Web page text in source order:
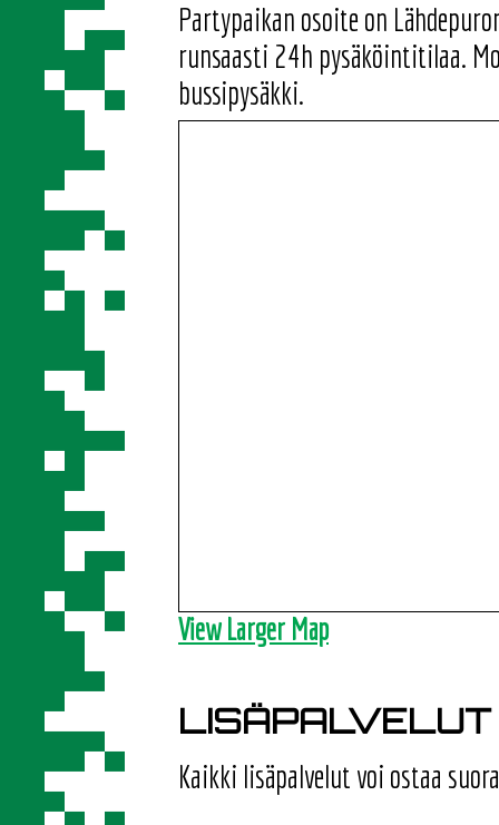
Partypaikan osoite on
runsaasti 24h pysäköintitilaa.
bussipysäkki.
View Larger Map
LISÄPALVELUT
Kaikki lisäpalvelut voi ostaa